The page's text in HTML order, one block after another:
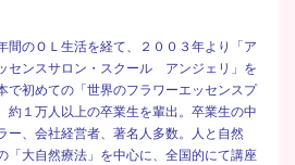
間のＯＬ生活を経て、２００３年より「ア
センスサロン・スクール アンジェリ」を
で初めての「世界のフラワーエッセンスプ
約１万人以上の卒業生を輩出。卒業生の中
ー、会社経営者、著名人多数。人と自然
「大自然療法」を中心に、全国的にて講座